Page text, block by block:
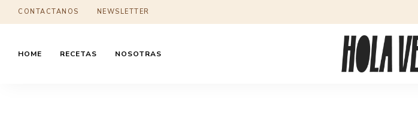
CONTACTANOS NEWSLETTER
HOME RECETAS NOSOTRAS